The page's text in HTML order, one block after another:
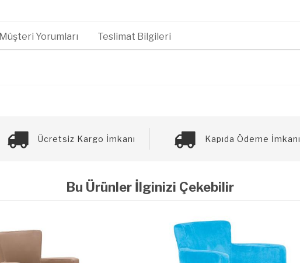
Müşteri Yorumları Teslimat Bilgileri
Ücretsiz Kargo İmkanı Kapıda Ödeme İmkanı
Bu Ürünler İlginizi Çekebilir